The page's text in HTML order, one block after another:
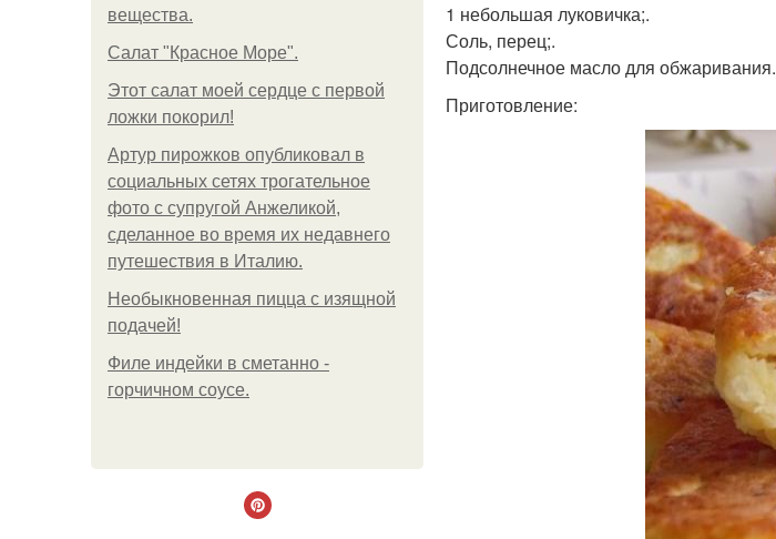
вещества.
Салат "Красное Море".
Этот салат моей сердце с первой
ложки покорил!
Артур пирожков опубликовал в
социальных сетях трогательное
фото с супругой Анжеликой,
сделанное во время их недавнего
путешествия в Италию.
Необыкновенная пицца с изящной
подачей!
Филе индейки в сметанно -
горчичном соусе.
1 небольшая луковичка;.
Соль, перец;.
Подсолнечное масло для обжаривания.
Приготовление: